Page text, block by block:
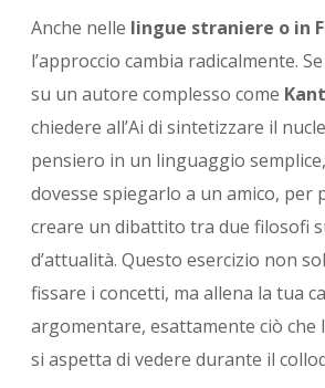
Anche nelle lingue straniere o in
l’approccio cambia radicalmente.
su un autore complesso come
chiedere all’Ai di sintetizzare il
pensiero in un linguaggio
dovesse spiegarlo a un amico, per
creare un dibattito tra due filosofi
d’attualità. Questo esercizio non
fissare i concetti, ma allena la tua
argomentare, esattamente ciò che
si aspetta di vedere durante il